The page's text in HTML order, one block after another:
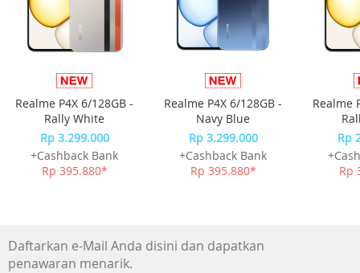
Realme P4X 6/128GB -
Rally White
Rp 3.299.000
+Cashback Bank
Rp 395.880*
Realme P4X 6/128GB -
Navy Blue
Rp 3.299.000
+Cashback Bank
Rp 395.880*
Realme
Rp
Rp
Daftarkan e-Mail Anda disini dan dapatkan
penawaran menarik.